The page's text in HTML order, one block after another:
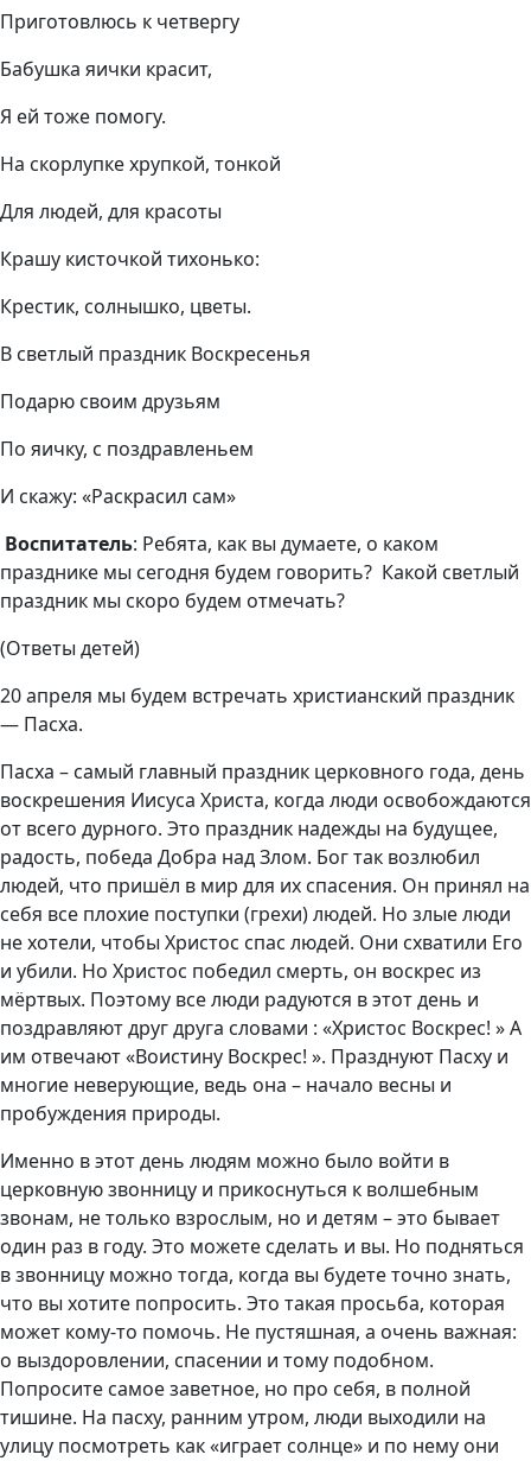
Приготовлюсь к четвергу
Бабушка яички красит,
Я ей тоже помогу.
На скорлупке хрупкой, тонкой
Для людей, для красоты
Крашу кисточкой тихонько:
Крестик, солнышко, цветы.
В светлый праздник Воскресенья
Подарю своим друзьям
По яичку, с поздравленьем
И скажу: «Раскрасил сам»
Воспитатель: Ребята, как вы думаете, о каком
празднике мы сегодня будем говорить? Какой светлый
праздник мы скоро будем отмечать?
(Ответы детей)
20 апреля мы будем встречать христианский праздник
— Пасха.
Пасха – самый главный праздник церковного года, день
воскрешения Иисуса Христа, когда люди освобождаются
от всего дурного. Это праздник надежды на будущее,
радость, победа Добра над Злом. Бог так возлюбил
людей, что пришёл в мир для их спасения. Он принял на
себя все плохие поступки (грехи) людей. Но злые люди
не хотели, чтобы Христос спас людей. Они схватили Его
и убили. Но Христос победил смерть, он воскрес из
мёртвых. Поэтому все люди радуются в этот день и
поздравляют друг друга словами : «Христос Воскрес! » А
им отвечают «Воистину Воскрес! ». Празднуют Пасху и
многие неверующие, ведь она – начало весны и
пробуждения природы.
Именно в этот день людям можно было войти в
церковную звонницу и прикоснуться к волшебным
звонам, не только взрослым, но и детям – это бывает
один раз в году. Это можете сделать и вы. Но подняться
в звонницу можно тогда, когда вы будете точно знать,
что вы хотите попросить. Это такая просьба, которая
может кому-то помочь. Не пустяшная, а очень важная:
о выздоровлении, спасении и тому подобном.
Попросите самое заветное, но про себя, в полной
тишине. На пасху, ранним утром, люди выходили на
улицу посмотреть как «играет солнце» и по нему они